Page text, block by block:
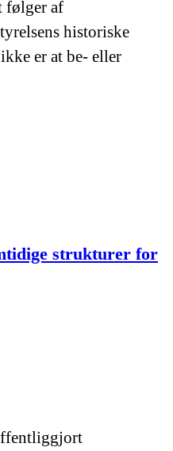
følger af
historiske
er at be- eller
strukturer for